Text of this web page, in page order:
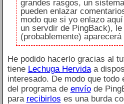
grandes rasgos, un
pueden enlazar
modo que si yo enlazo
un servdir de PingBack),
(probablemente)
He podido hacerlo gracias al
tiene Lechuga Hervidaa
interesado. De modo que todo
del programa de envíode
para recibirlos es una burda